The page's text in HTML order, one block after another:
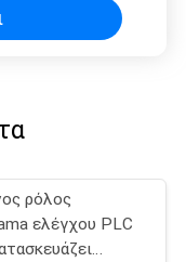
ρόλος
ελέγχου PLC